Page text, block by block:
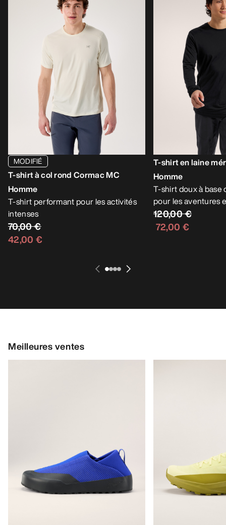
MODIFIÉ
T-shirt à col rond Cormac MC
Homme
T-shirt performant pour les activités
intenses
70,00 €
42,00 €
T-shirt en laine
Homme
T-shirt doux à base
pour les aventures
120,00 €
72,00 €
Meilleures ventes